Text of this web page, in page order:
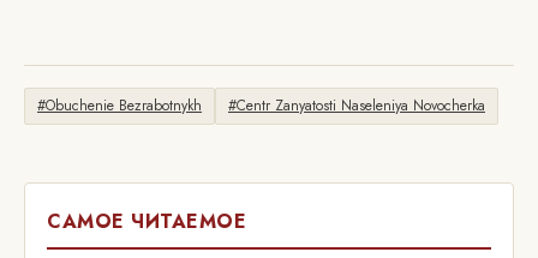
#Obuchenie Bezrabotnykh #Centr Zanyatosti Naseleniya Novocherka
САМОЕ ЧИТАЕМОЕ